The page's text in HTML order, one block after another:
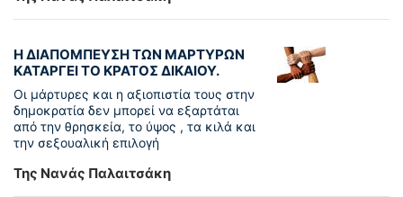
Η ΔΙΑΠΟΜΠΕΥΣΗ ΤΩΝ ΜΑΡΤΥΡΩΝ
ΚΑΤΑΡΓΕΙ ΤΟ ΚΡΑΤΟΣ ΔΙΚΑΙΟΥ.
Οι μάρτυρες και η αξιοπιστία τους στην
δημοκρατία δεν μπορεί να εξαρτάται
από την θρησκεία, το ύψος , τα κιλά και
την σεξουαλική επιλογή
Της Νανάς Παλαιτσάκη